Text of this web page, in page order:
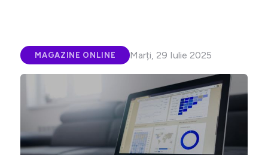
MAGAZINE ONLINE Marți, 29 Iulie 2025